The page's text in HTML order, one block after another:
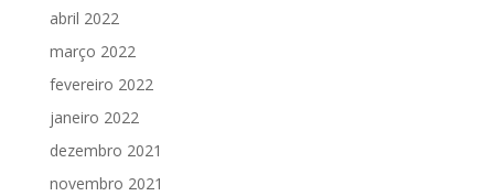
abril 2022
março 2022
fevereiro 2022
janeiro 2022
dezembro 2021
novembro 2021